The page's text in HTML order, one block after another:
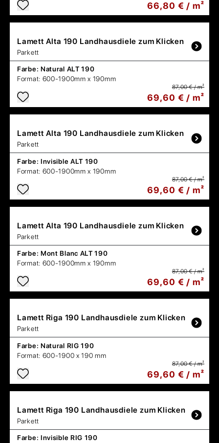
66,80 € / m²
Lamett Alta 190 Landhausdiele zum Klicken
Parkett
Farbe: Natural ALT 190
Format: 600-1900mm x 190mm
87,00 € / m²
69,60 € / m²
Lamett Alta 190 Landhausdiele zum Klicken
Parkett
Farbe: Invisible ALT 190
Format: 600-1900mm x 190mm
87,00 € / m²
69,60 € / m²
Lamett Alta 190 Landhausdiele zum Klicken
Parkett
Farbe: Mont Blanc ALT 190
Format: 600-1900mm x 190mm
87,00 € / m²
69,60 € / m²
Lamett Riga 190 Landhausdiele zum Klicken
Parkett
Farbe: Natural RIG 190
Format: 600-1900 x 190 mm
87,00 € / m²
69,60 € / m²
Lamett Riga 190 Landhausdiele zum Klicken
Parkett
Farbe: Invisible RIG 190